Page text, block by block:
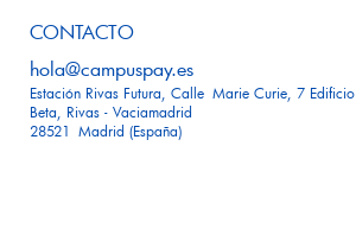
CONTACTO
hola@campuspay.es
Estación Rivas Futura, Calle Marie Curie, 7 Edificio
Beta, Rivas - Vaciamadrid
28521 Madrid (España)